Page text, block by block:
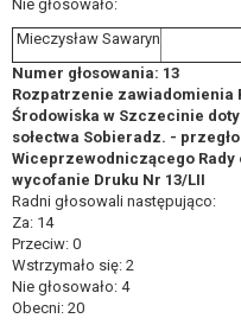
Nie głosowało:
Mieczysław Sawaryn
Numer głosowania: 13
Rozpatrzenie zawiadomienia
Środowiska w Szczecinie
sołectwa Sobieradz. -
Wiceprzewodniczącego
wycofanie Druku Nr 13/LII
Radni głosowali następująco:
Za: 14
Przeciw: 0
Wstrzymało się: 2
Nie głosowało: 4
Obecni: 20